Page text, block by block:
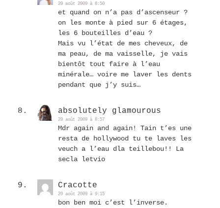
20 août 2009 à 8:50
et quand on n’a pas d’ascenseur ?
on les monte à pied sur 6 étages,
les 6 bouteilles d’eau ?
Mais vu l’état de mes cheveux, de
ma peau, de ma vaisselle, je vais
bientôt tout faire à l’eau
minérale… voire me laver les dents
pendant que j’y suis…
absolutely glamourous
20 août 2009 à 8:57
Mdr again and again! Tain t’es une
resta de hollywood tu te laves les
veuch a l’eau dla teillebou!! La
secla letvio
Cracotte
20 août 2009 à 9:15
bon ben moi c’est l’inverse.